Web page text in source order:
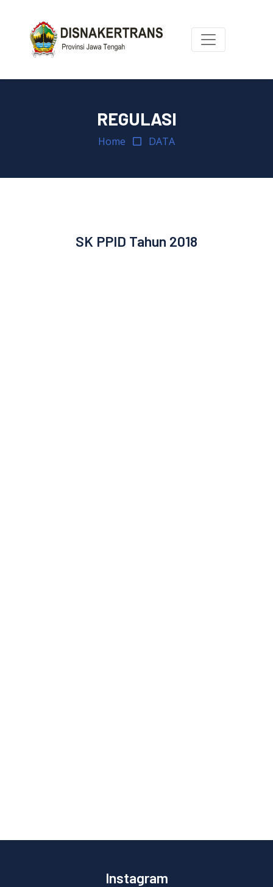
REGULASI
Home DATA
SK PPID Tahun 2018
Instagram